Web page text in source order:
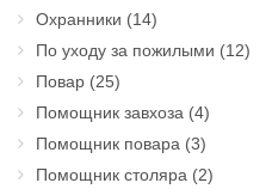
Охранники (14)
По уходу за пожилыми (12)
Повар (25)
Помощник завхоза (4)
Помощник повара (3)
Помощник столяра (2)